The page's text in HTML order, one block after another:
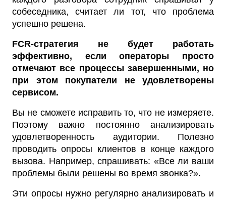
собеседника, считает ли тот, что проблема
успешно решена.
FCR-стратегия не будет работать
эффективно, если операторы просто
отмечают все процессы завершенными, но
при этом покупатели не удовлетворены
сервисом.
Вы не сможете исправить то, что не измеряете.
Поэтому важно постоянно анализировать
удовлетворенность аудитории. Полезно
проводить опросы клиентов в конце каждого
вызова. Например, спрашивать: «Все ли ваши
проблемы были решены во время звонка?».
Эти опросы нужно регулярно анализировать и